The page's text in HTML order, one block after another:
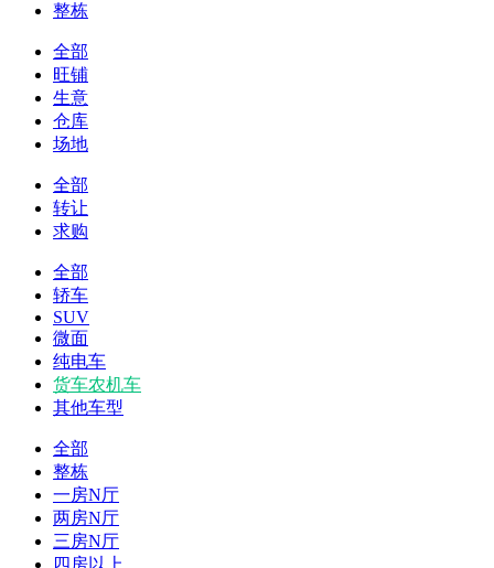
整栋
全部
旺铺
生意
仓库
场地
全部
转让
求购
全部
轿车
SUV
微面
纯电车
货车农机车
其他车型
全部
整栋
一房N厅
两房N厅
三房N厅
四房以上